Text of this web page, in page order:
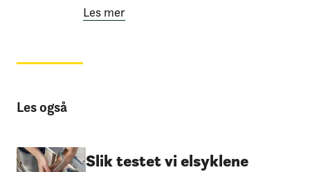
Les mer
Les også
Slik testet vi elsyklene